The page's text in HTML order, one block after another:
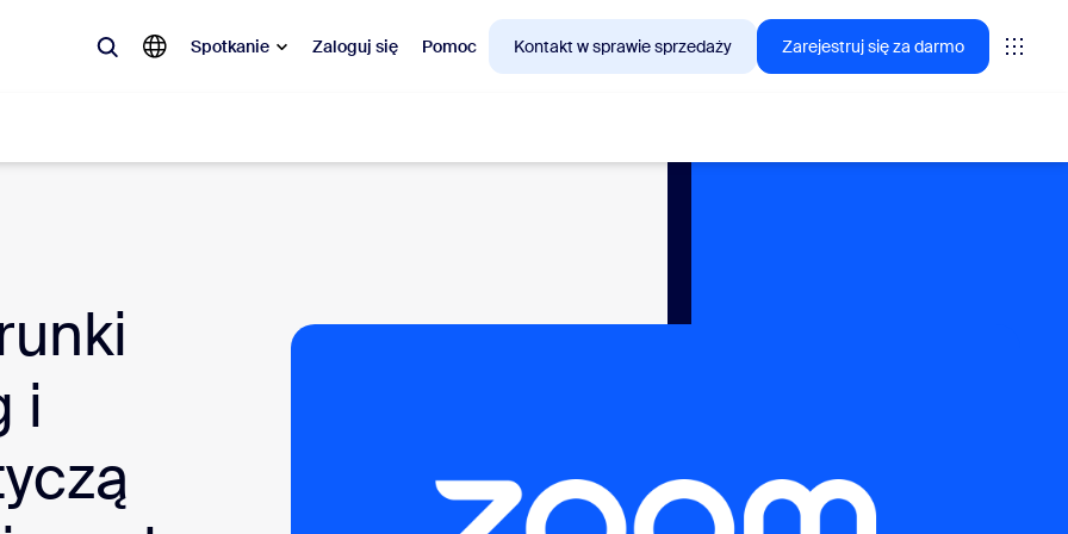
Spotkanie Zaloguj się Pomoc Kontakt w sprawie sprzedaży Zarejestruj się za darmo
Center Analityka CX
i